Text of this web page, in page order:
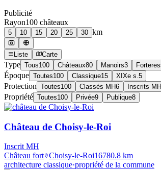
Publicité
Rayon100 châteaux
5 10 15 20 25 30 km
Liste Carte
Type Tous100 Châteaux80 Manoirs3
Époque Toutes100 Classique15 XIXe s. 5
Protection Toutes100 Classés MH6 Inscrits MH
Propriété Toutes100 Privée9 Publique8
Château de Choisy-le-Roi
Inscrit MH
Château fort Choisy-le-Roi16780.8 km
architecture classique·propriété de la commune